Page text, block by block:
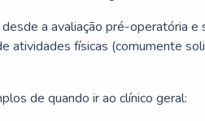
a avaliação pré-operatória e
atividades físicas (comumente
de quando ir ao clínico geral: